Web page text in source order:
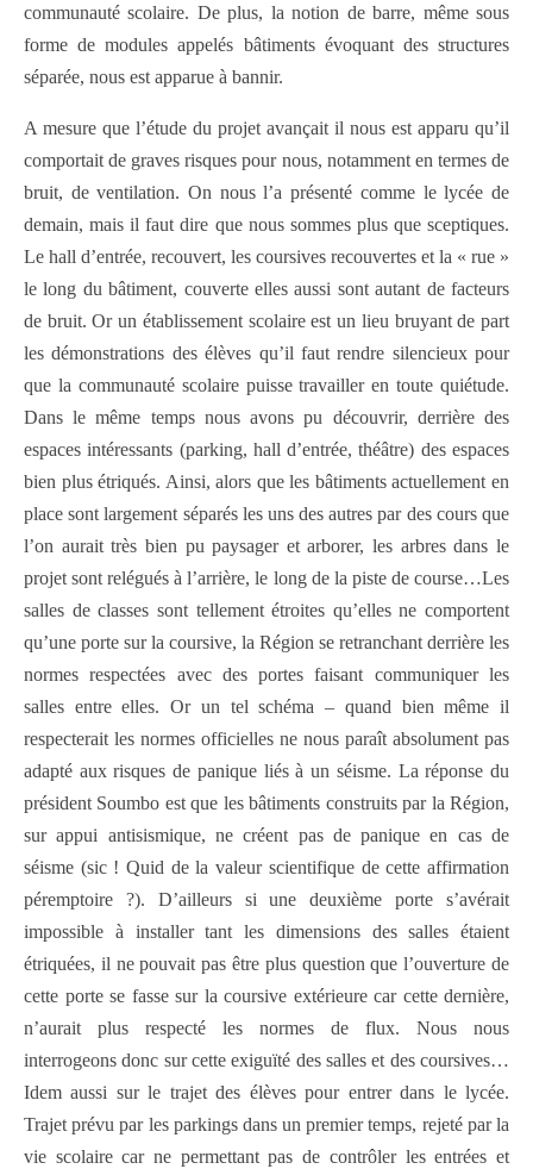
communauté scolaire. De plus, la notion de barre, même sous
forme de modules appelés bâtiments évoquant des structures
séparée, nous est apparue à bannir.
A mesure que l’étude du projet avançait il nous est apparu qu’il
comportait de graves risques pour nous, notamment en termes de
bruit, de ventilation. On nous l’a présenté comme le lycée de
demain, mais il faut dire que nous sommes plus que sceptiques.
Le hall d’entrée, recouvert, les coursives recouvertes et la « rue »
le long du bâtiment, couverte elles aussi sont autant de facteurs
de bruit. Or un établissement scolaire est un lieu bruyant de part
les démonstrations des élèves qu’il faut rendre silencieux pour
que la communauté scolaire puisse travailler en toute quiétude.
Dans le même temps nous avons pu découvrir, derrière des
espaces intéressants (parking, hall d’entrée, théâtre) des espaces
bien plus étriqués. Ainsi, alors que les bâtiments actuellement en
place sont largement séparés les uns des autres par des cours que
l’on aurait très bien pu paysager et arborer, les arbres dans le
projet sont relégués à l’arrière, le long de la piste de course…Les
salles de classes sont tellement étroites qu’elles ne comportent
qu’une porte sur la coursive, la Région se retranchant derrière les
normes respectées avec des portes faisant communiquer les
salles entre elles. Or un tel schéma – quand bien même il
respecterait les normes officielles ne nous paraît absolument pas
adapté aux risques de panique liés à un séisme. La réponse du
président Soumbo est que les bâtiments construits par la Région,
sur appui antisismique, ne créent pas de panique en cas de
séisme (sic ! Quid de la valeur scientifique de cette affirmation
péremptoire ?). D’ailleurs si une deuxième porte s’avérait
impossible à installer tant les dimensions des salles étaient
étriquées, il ne pouvait pas être plus question que l’ouverture de
cette porte se fasse sur la coursive extérieure car cette dernière,
n’aurait plus respecté les normes de flux. Nous nous
interrogeons donc sur cette exiguïté des salles et des coursives…
Idem aussi sur le trajet des élèves pour entrer dans le lycée.
Trajet prévu par les parkings dans un premier temps, rejeté par la
vie scolaire car ne permettant pas de contrôler les entrées et